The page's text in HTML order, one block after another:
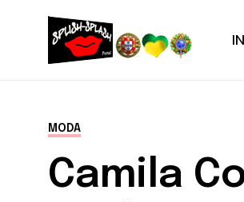
MODA
Camila